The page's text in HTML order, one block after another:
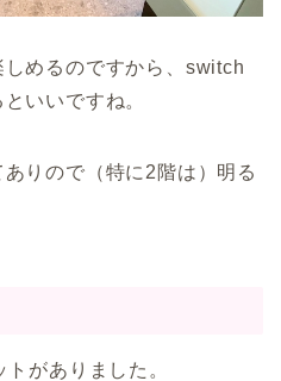
めるのですから、switch
いいですね。
りので（特に2階は）明る
がありました。